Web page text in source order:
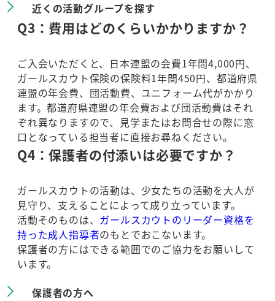
近くの活動グループを探す
Q3：費用はどのくらいかかりますか？
ご入会いただくと、日本連盟の会費1年間4,000円、
ガールスカウト保険の保険料1年間450円、都道府県
連盟の年会費、団活動費、ユニフォーム代がかかり
ます。都道府県連盟の年会費および団活動費はそれ
ぞれ異なりますので、見学またはお問合せの際に窓
口となっている担当者に直接お尋ねください。
Q4：保護者の付添いは必要ですか？
ガールスカウトの活動は、少女たちの活動を大人が
見守り、支えることによって成り立っています。
活動そのものは、 ガールスカウトのリーダー資格を
持った成人指導者のもとでおこないます。
保護者の方にはできる範囲でのご協力をお願いして
います。
保護者の方へ